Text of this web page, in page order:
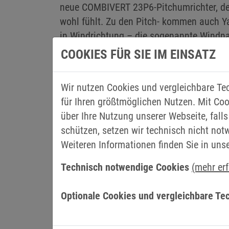
neue COMBIVERT 23P6-Pitchumrichter,
wohl fühlt. Zu den Pitch- kommen auch
in Windrichtung – die sogenannte
System durch den möglichen Einsatz von
Aufstellung (Onshore, Nearshore und
an Synchron- oder Asynchronmotoren
„Externe Medien erlauben“ erklären Sie sich einverstanden,
an den jeweiligen Anbieter, z.B. Youtube, übermittelt
COOKIES FÜR SIE IM EINSATZ
Wir nutzen Cookies und vergleichbare
für Ihren größtmöglichen Nutzen. Mit
über Ihre Nutzung unserer Webseite,
schützen, setzen wir technisch nicht
Weiteren Informationen finden Sie in
Technisch notwendige Cookies (mehr
Optionale Cookies und vergleichbare